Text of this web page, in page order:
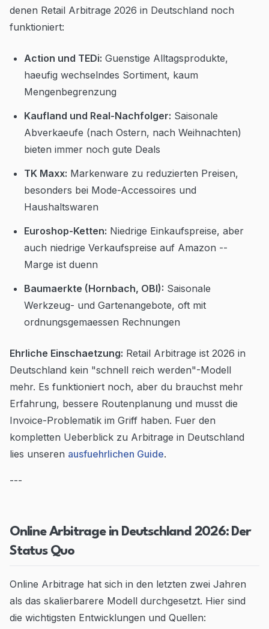
denen Retail Arbitrage 2026 in Deutschland noch
funktioniert:
Action und TEDi: Guenstige Alltagsprodukte,
haeufig wechselndes Sortiment, kaum
Mengenbegrenzung
Kaufland und Real-Nachfolger: Saisonale
Abverkaeufe (nach Ostern, nach Weihnachten)
bieten immer noch gute Deals
TK Maxx: Markenware zu reduzierten Preisen,
besonders bei Mode-Accessoires und
Haushaltswaren
Euroshop-Ketten: Niedrige Einkaufspreise, aber
auch niedrige Verkaufspreise auf Amazon --
Marge ist duenn
Baumaerkte (Hornbach, OBI): Saisonale
Werkzeug- und Gartenangebote, oft mit
ordnungsgemaessen Rechnungen
Ehrliche Einschaetzung: Retail Arbitrage ist 2026 in
Deutschland kein "schnell reich werden"-Modell
mehr. Es funktioniert noch, aber du brauchst mehr
Erfahrung, bessere Routenplanung und musst die
Invoice-Problematik im Griff haben. Fuer den
kompletten Ueberblick zu Arbitrage in Deutschland
lies unseren ausfuehrlichen Guide.
---
Online Arbitrage in Deutschland 2026: Der
Status Quo
Online Arbitrage hat sich in den letzten zwei Jahren
als das skalierbarere Modell durchgesetzt. Hier sind
die wichtigsten Entwicklungen und Quellen: